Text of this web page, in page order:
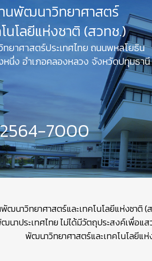
นพัฒนาวิทยาศาสตร์
นโลยีแห่งชาติ (สวทช.)
วิทยาศาสตร์ประเทศไทย ถนนพหลโยธิน
หนึ่ง อำเภอคลองหลวง จังหวัดปทุมธานี
7000
ฒนาวิทยาศาสตร์และเทคโนโลยีแห่งชาติ
นาประเทศไทย ไม่ได้มีวัตถุประสงค์เพื่อแ
พัฒนาวิทยาศาสตร์และเทคโนโลยีแ